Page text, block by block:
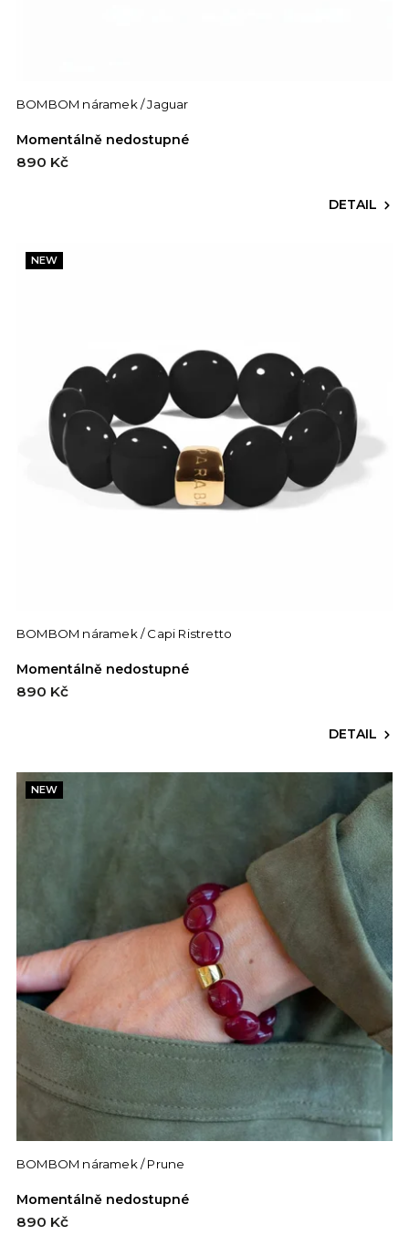
BOMBOM náramek / Jaguar
Momentálně nedostupné
890 Kč
DETAIL
NEW
BOMBOM náramek / Capi Ristretto
Momentálně nedostupné
890 Kč
DETAIL
NEW
BOMBOM náramek / Prune
Momentálně nedostupné
890 Kč